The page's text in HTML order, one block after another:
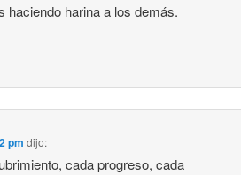
haciendo harina a los demás.
pm dijo:
cada progreso, cada